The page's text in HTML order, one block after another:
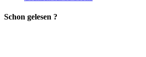
Schon gelesen ?